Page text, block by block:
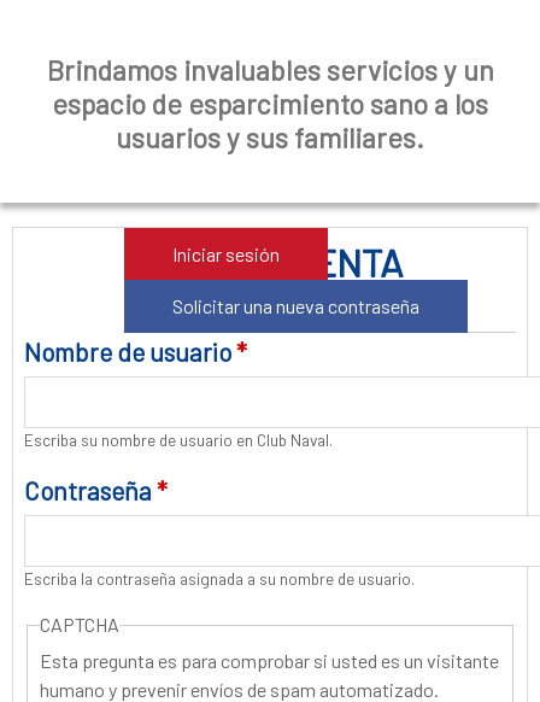
Brindamos invaluables servicios y un
espacio de esparcimiento sano a los
usuarios y sus familiares.
IR A SU CUENTA
Iniciar sesión (solapa activa)
Solicitar una nueva contraseña
Nombre de usuario*
Escriba su nombre de usuario en Club Naval.
Contraseña *
Escriba la contraseña asignada a su nombre de usuario.
CAPTCHA
Esta pregunta es para comprobar si usted es un visitante
humano y prevenir envíos de spam automatizado.